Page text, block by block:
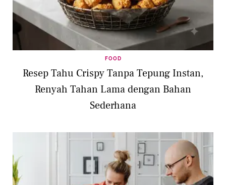
FOOD
Resep Tahu Crispy Tanpa Tepung Instan,
Renyah Tahan Lama dengan Bahan
Sederhana